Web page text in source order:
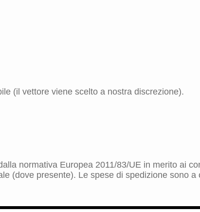
(il vettore viene scelto a nostra discrezione).
normativa Europea 2011/83/UE in merito ai
presente). Le spese di spedizione sono